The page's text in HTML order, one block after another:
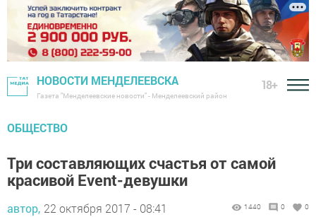
НОВОСТИ МЕНДЕЛЕЕВСКА
Газета "Менделеевские новости" - Менделеевский район
18+
ОБЩЕСТВО
Три составляющих счастья от самой
красивой Event-девушки
автор, 22 октября 2017 - 08:41 1440 0 0